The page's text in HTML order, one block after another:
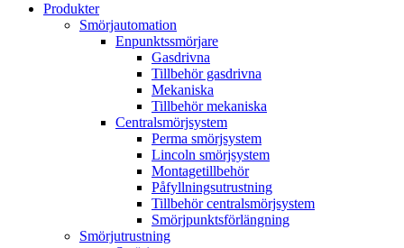
Produkter
Smörjautomation
Enpunktssmörjare
Gasdrivna
Tillbehör gasdrivna
Mekaniska
Tillbehör mekaniska
Centralsmörjsystem
Perma smörjsystem
Lincoln smörjsystem
Montagetillbehör
Påfyllningsutrustning
Tillbehör centralsmörjsystem
Smörjpunktsförlängning
Smörjutrustning